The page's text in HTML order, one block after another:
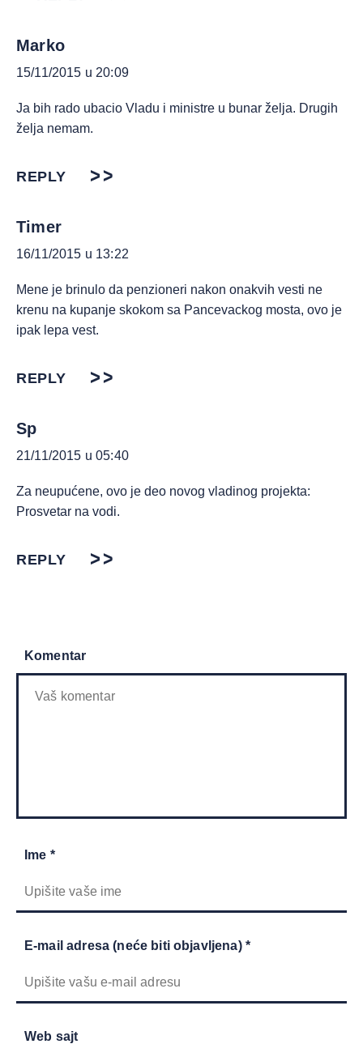
Marko
15/11/2015 u 20:09
Ja bih rado ubacio Vladu i ministre u bunar želja. Drugih
želja nemam.
REPLY
Timer
16/11/2015 u 13:22
Mene je brinulo da penzioneri nakon onakvih vesti ne
krenu na kupanje skokom sa Pancevackog mosta, ovo je
ipak lepa vest.
REPLY
Sp
21/11/2015 u 05:40
Za neupućene, ovo je deo novog vladinog projekta:
Prosvetar na vodi.
REPLY
Komentar
Ime *
E-mail adresa (neće biti objavljena) *
Web sajt